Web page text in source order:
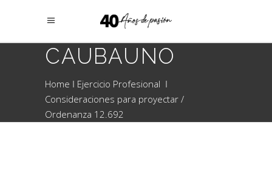
CAUBAUNO
Home
Ejercicio Profesional
Consideraciones para proyectar /
Ordenanza 12.692